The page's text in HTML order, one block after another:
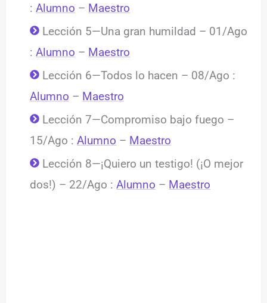
:Alumno – Maestro
Lección 5—Una gran humildad – 01/Ago
:Alumno – Maestro
Lección 6—Todos lo hacen – 08/Ago :
Alumno – Maestro
Lección 7—Compromiso bajo fuego –
15/Ago :Alumno – Maestro
Lección 8—¡Quiero un testigo! (¡O mejor
dos!) – 22/Ago :Alumno – Maestro